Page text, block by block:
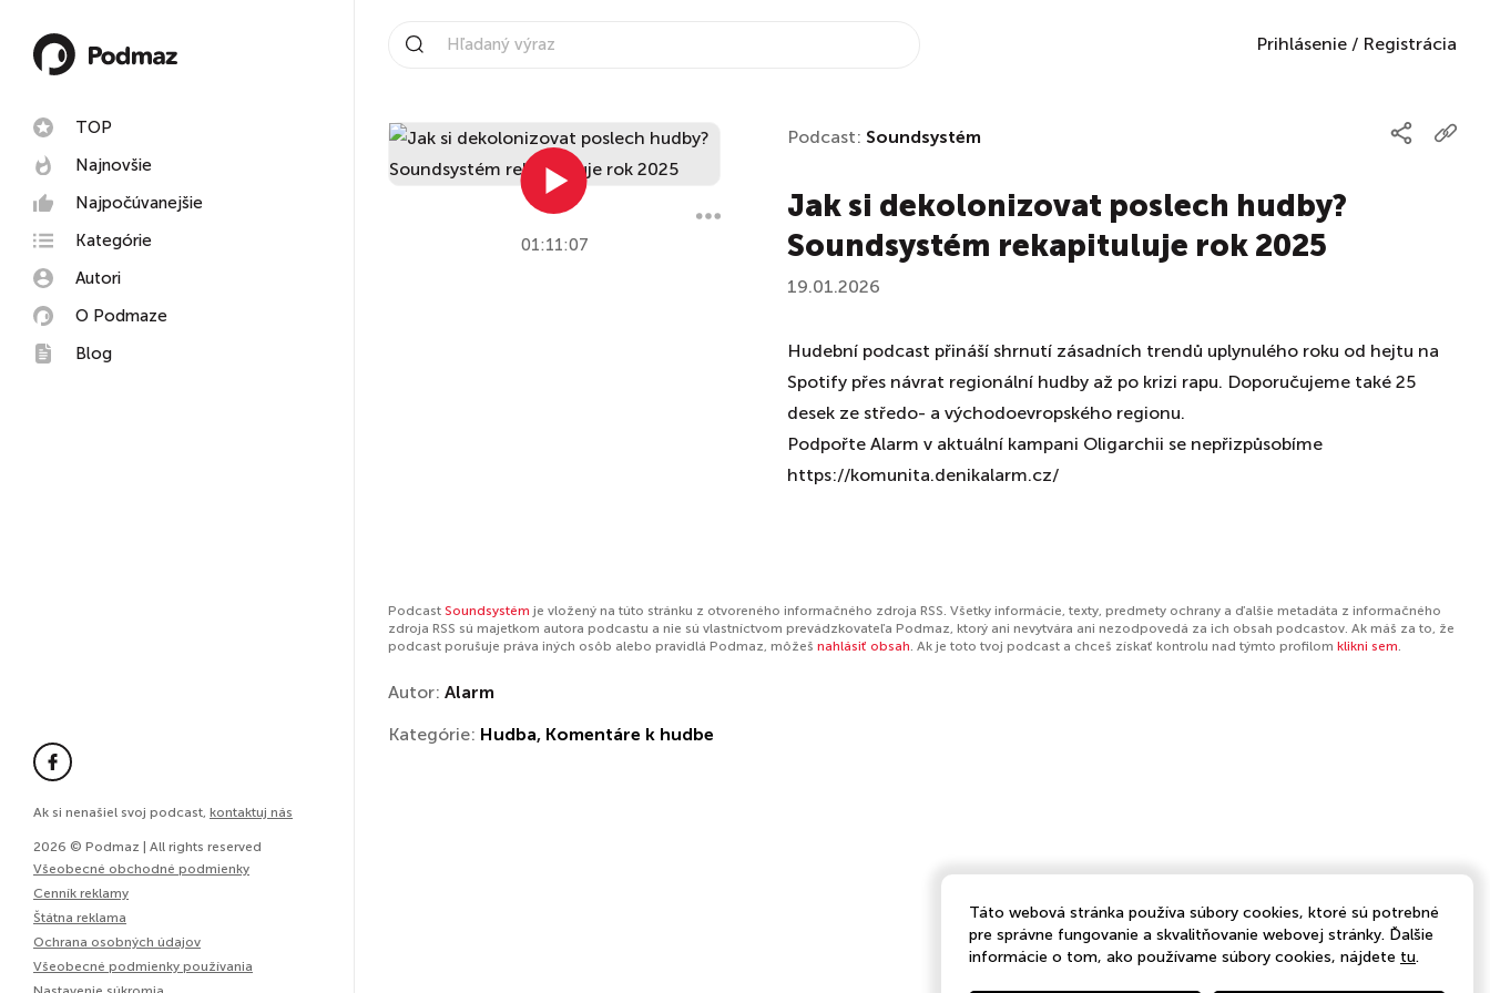
TOP
Najnovšie
Najpočúvanejšie
Kategórie
Autori
O Podmaze
Blog
Ak si nenašiel svoj podcast, kontaktuj nás
2026 © Podmaz | All rights reserved
Všeobecné obchodné podmienky
Cenník reklamy
Štátna reklama
Ochrana osobných údajov
Všeobecné podmienky používania
Prihlásenie / Registrácia
01:11:07
Podcast: Soundsystém
Jak si dekolonizovat poslech hudby?
Soundsystém rekapituluje rok 2025
19.01.2026
Hudební podcast přináší shrnutí zásadních trendů uplynulého roku od hejtu na
Spotify přes návrat regionální hudby až po krizi rapu. Doporučujeme také 25
desek ze středo- a východoevropského regionu.
Podpořte Alarm v aktuální kampani Oligarchii se nepřizpůsobíme
https://komunita.denikalarm.cz/
Podcast Soundsystém je vložený na túto stránku z otvoreného informačného zdroja RSS. Všetky informácie, texty, predmety ochrany a ďalšie metadáta z informačného
zdroja RSS sú majetkom autora podcastu a nie sú vlastníctvom prevádzkovateľa Podmaz, ktorý ani nevytvára ani nezodpovedá za ich obsah podcastov. Ak máš za to, že
podcast porušuje práva iných osôb alebo pravidlá Podmaz, môžeš nahlásiť obsah. Ak je toto tvoj podcast a chceš získať kontrolu nad týmto profilom klikni sem.
Autor: Alarm
Kategórie: Hudba, Komentáre k hudbe
Táto webová stránka používa súbory cookies, ktoré sú potrebné
pre správne fungovanie a skvalitňovanie webovej stránky. Ďalšie
informácie o tom, ako používame súbory cookies, nájdete tu.